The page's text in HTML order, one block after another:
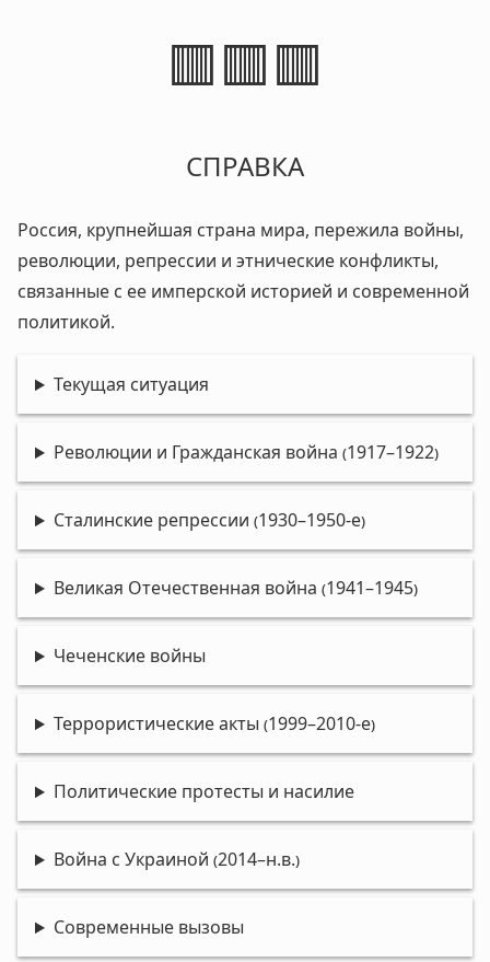
🟥🟥🟥
СПРАВКА
Россия, крупнейшая страна мира, пережила войны,
революции, репрессии и этнические конфликты,
связанные с ее имперской историей и современной
политикой.
Текущая ситуация
Революции и Гражданская война (1917–1922)
Сталинские репрессии (1930–1950-е)
Великая Отечественная война (1941–1945)
Чеченские войны
Террористические акты (1999–2010-е)
Политические протесты и насилие
Война с Украиной (2014–н.в.)
Современные вызовы